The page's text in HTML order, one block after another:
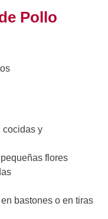
Pollo
cocidas y
flores
bastones o en tiras